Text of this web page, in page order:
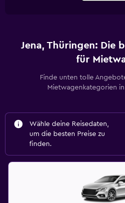
Jena, Thüringen: Die
für
Finde unten tolle
Mietwagenkategorien
Wähle deine Reisedaten,
um die besten Preise zu
finden.